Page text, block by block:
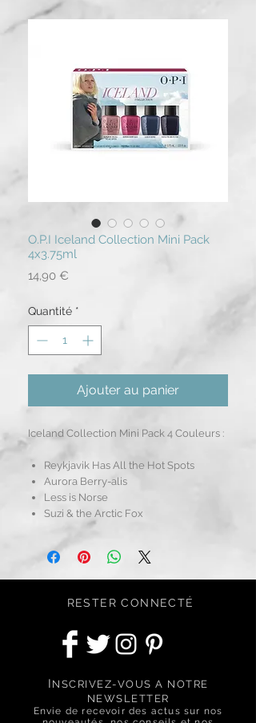
O.P.I Iceland Collection Mini Pack
4x3.75ml
14,90 €
Quantité *
Ajouter au panier
Iceland Collection Mini Pack 4 Couleurs :
Reykjavik Has All the Hot Spots
Aurora Berry-alis
Less is Norse
Suzi & the Arctic Fox
RESTER CONNECTÉ
I NSCRIVEZ-VOUS A NOTRE
NEWSLETTER
Envie de recevoir des actus sur nos